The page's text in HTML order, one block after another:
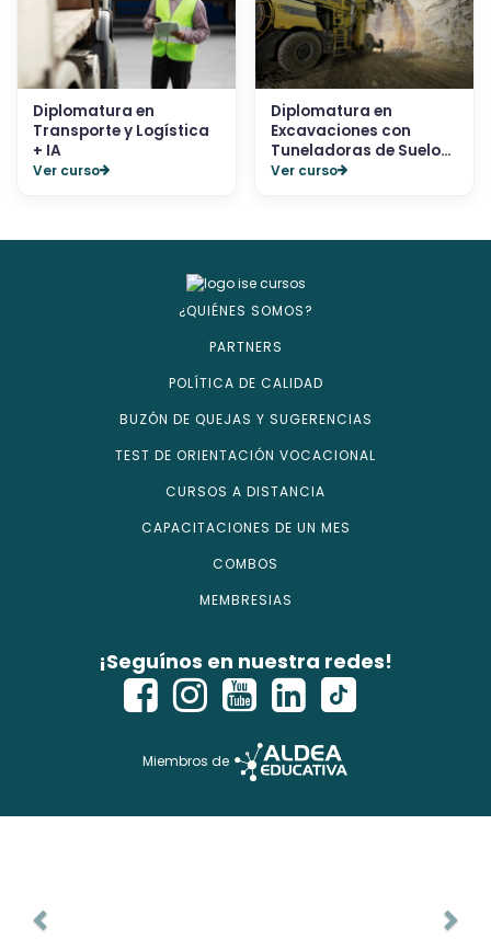
Diplomatura en
Transporte y Logística
+ IA
Ver curso
Diplomatura en
Excavaciones con
Tuneladoras de Suelos
+ IA
Ver curso
¿QUIÉNES SOMOS?
PARTNERS
POLÍTICA DE CALIDAD
BUZÓN DE QUEJAS Y SUGERENCIAS
TEST DE ORIENTACIÓN VOCACIONAL
CURSOS A DISTANCIA
CAPACITACIONES DE UN MES
COMBOS
MEMBRESIAS
¡Seguínos en nuestra redes!
Miembros de